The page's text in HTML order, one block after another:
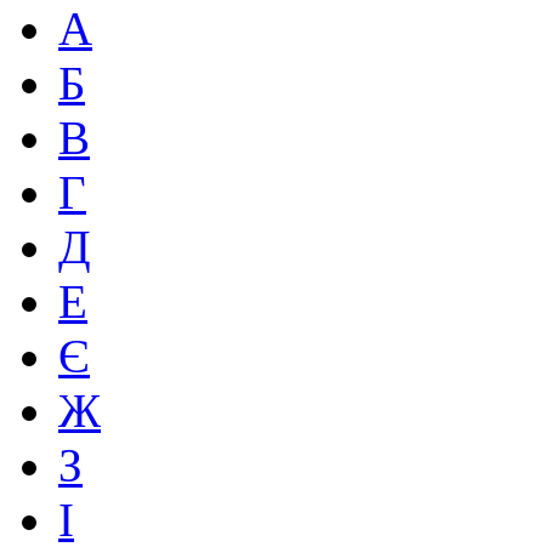
А
Б
В
Г
Д
Е
Є
Ж
З
І